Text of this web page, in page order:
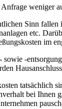
weniger
Sinn
etc.
im
-
tatsächlich
bei Ihnen